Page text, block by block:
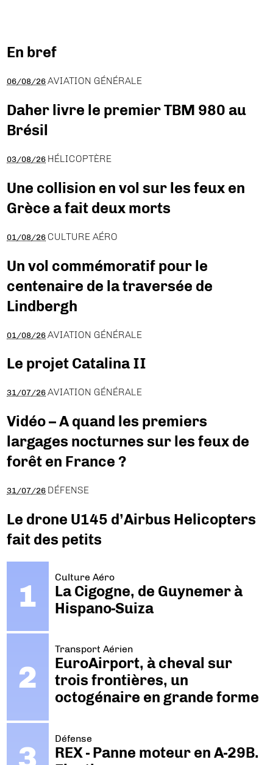
En bref
06/08/26 AVIATION GÉNÉRALE
Daher livre le premier TBM 980 au
Brésil
03/08/26 HÉLICOPTÈRE
Une collision en vol sur les feux en
Grèce a fait deux morts
01/08/26 CULTURE AÉRO
Un vol commémoratif pour le
centenaire de la traversée de
Lindbergh
01/08/26 AVIATION GÉNÉRALE
Le projet Catalina II
31/07/26 AVIATION GÉNÉRALE
Vidéo – A quand les premiers
largages nocturnes sur les feux de
forêt en France ?
31/07/26 DÉFENSE
Le drone U145 d’Airbus Helicopters
fait des petits
Culture Aéro
La Cigogne, de Guynemer à
Hispano-Suiza
Transport Aérien
EuroAirport, à cheval sur
trois frontières, un
octogénaire en grande forme
Défense
REX - Panne moteur en A-29B.